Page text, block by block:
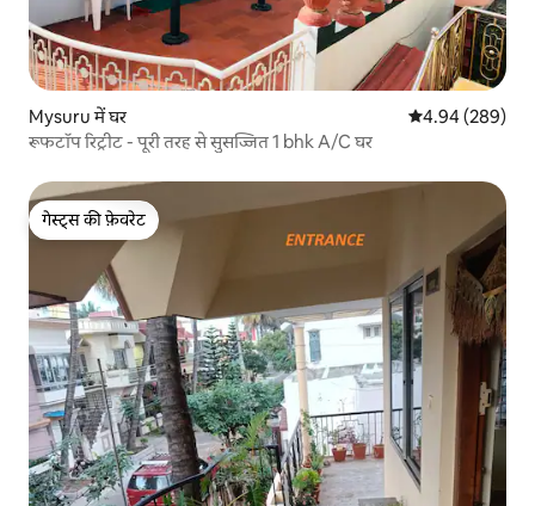
Mysuru में घर औसत रेटिंग 5 में से
4.94 (289)
रूफटॉप रिट्रीट - पूरी तरह से सुसज्जित 1 bhk A/C घर
गेस्ट्स की फ़ेवरेट
गेस्ट्स की फ़ेवरेट